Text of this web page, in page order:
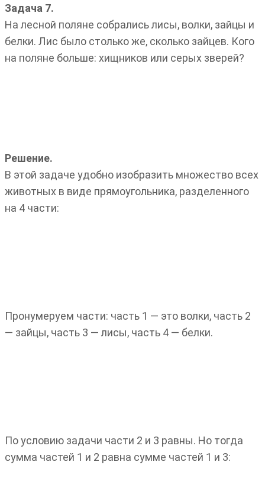
Задача 7.
На лесной поляне собрались лисы, волки, зайцы и
белки. Лис было столько же, сколько зайцев. Кого
на поляне больше: хищников или серых зверей?
Решение.
В этой задаче удобно изобразить множество всех
животных в виде прямоугольника, разделенного
на 4 части:
Пронумеруем части: часть 1 — это волки, часть 2
— зайцы, часть 3 — лисы, часть 4 — белки.
По условию задачи части 2 и 3 равны. Но тогда
сумма частей 1 и 2 равна сумме частей 1 и 3: